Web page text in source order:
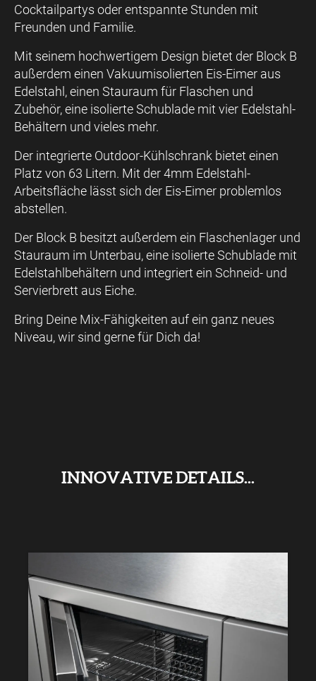
Cocktailpartys oder entspannte Stunden mit
Freunden und Familie.
Mit seinem hochwertigem Design bietet der Block B
außerdem einen Vakuumisolierten Eis-Eimer aus
Edelstahl, einen Stauraum für Flaschen und
Zubehör, eine isolierte Schublade mit vier Edelstahl-
Behältern und vieles mehr.
Der integrierte Outdoor-Kühlschrank bietet einen
Platz von 63 Litern. Mit der 4mm Edelstahl-
Arbeitsfläche lässt sich der Eis-Eimer problemlos
abstellen.
Der Block B besitzt außerdem ein Flaschenlager und
Stauraum im Unterbau, eine isolierte Schublade mit
Edelstahlbehältern und integriert ein Schneid- und
Servierbrett aus Eiche.
Bring Deine Mix-Fähigkeiten auf ein ganz neues
Niveau, wir sind gerne für Dich da!
INNOVATIVE DETAILS...